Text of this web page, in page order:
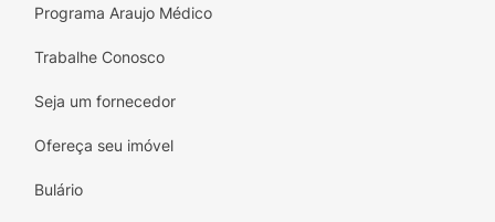
Programa Araujo Médico
Trabalhe Conosco
Seja um fornecedor
Ofereça seu imóvel
Bulário